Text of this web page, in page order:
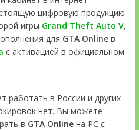
цифровую продукцию
игры Grand Theft Auto V,
для GTA Onlineв
с активацией в официальном
работать в России и других
нет. Вы можете
в GTA Onlineна PC с